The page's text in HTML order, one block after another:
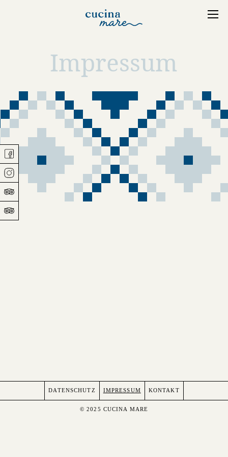
Impressum
DATENSCHUTZ IMPRESSUM KONTAKT
© 2025 CUCINA MARE